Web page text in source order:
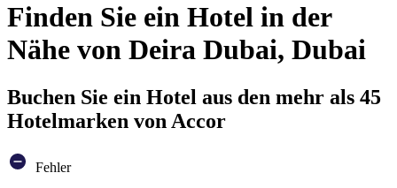
Finden Sie ein Hotel in der
Nähe von Deira Dubai, Dubai
Buchen Sie ein Hotel aus den mehr als 45
Hotelmarken von Accor
Fehler